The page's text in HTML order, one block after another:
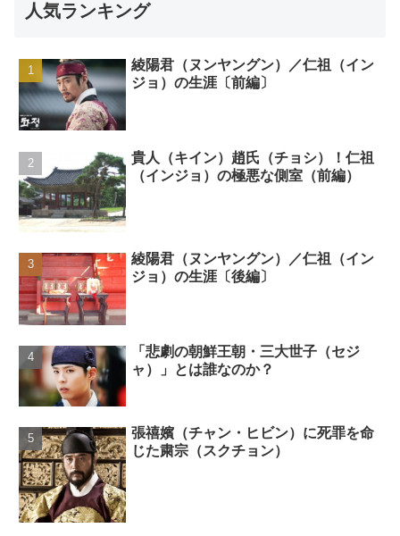
人気ランキング
綾陽君（ヌンヤングン）／仁祖（イン
ジョ）の生涯〔前編〕
貴人（キイン）趙氏（チョシ）！仁祖
（インジョ）の極悪な側室（前編）
綾陽君（ヌンヤングン）／仁祖（イン
ジョ）の生涯〔後編〕
「悲劇の朝鮮王朝・三大世子（セジ
ャ）」とは誰なのか？
張禧嬪（チャン・ヒビン）に死罪を命
じた粛宗（スクチョン）